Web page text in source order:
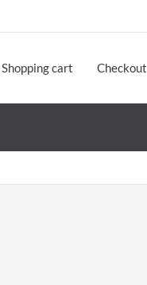
Shopping cart Checkout